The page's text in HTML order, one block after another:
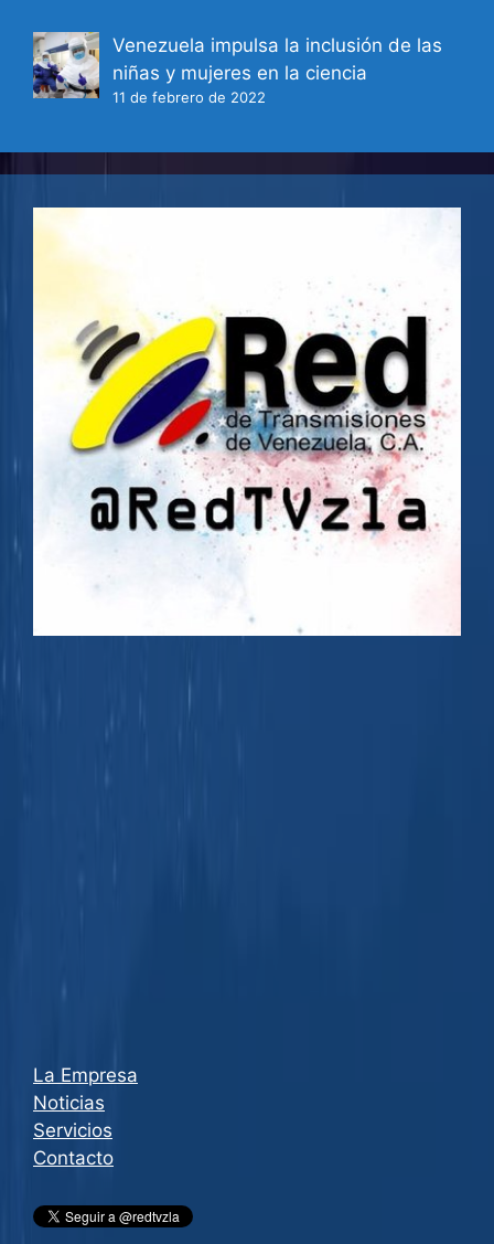
Venezuela impulsa la inclusión de las
niñas y mujeres en la ciencia
11 de febrero de 2022
La Empresa
Noticias
Servicios
Contacto